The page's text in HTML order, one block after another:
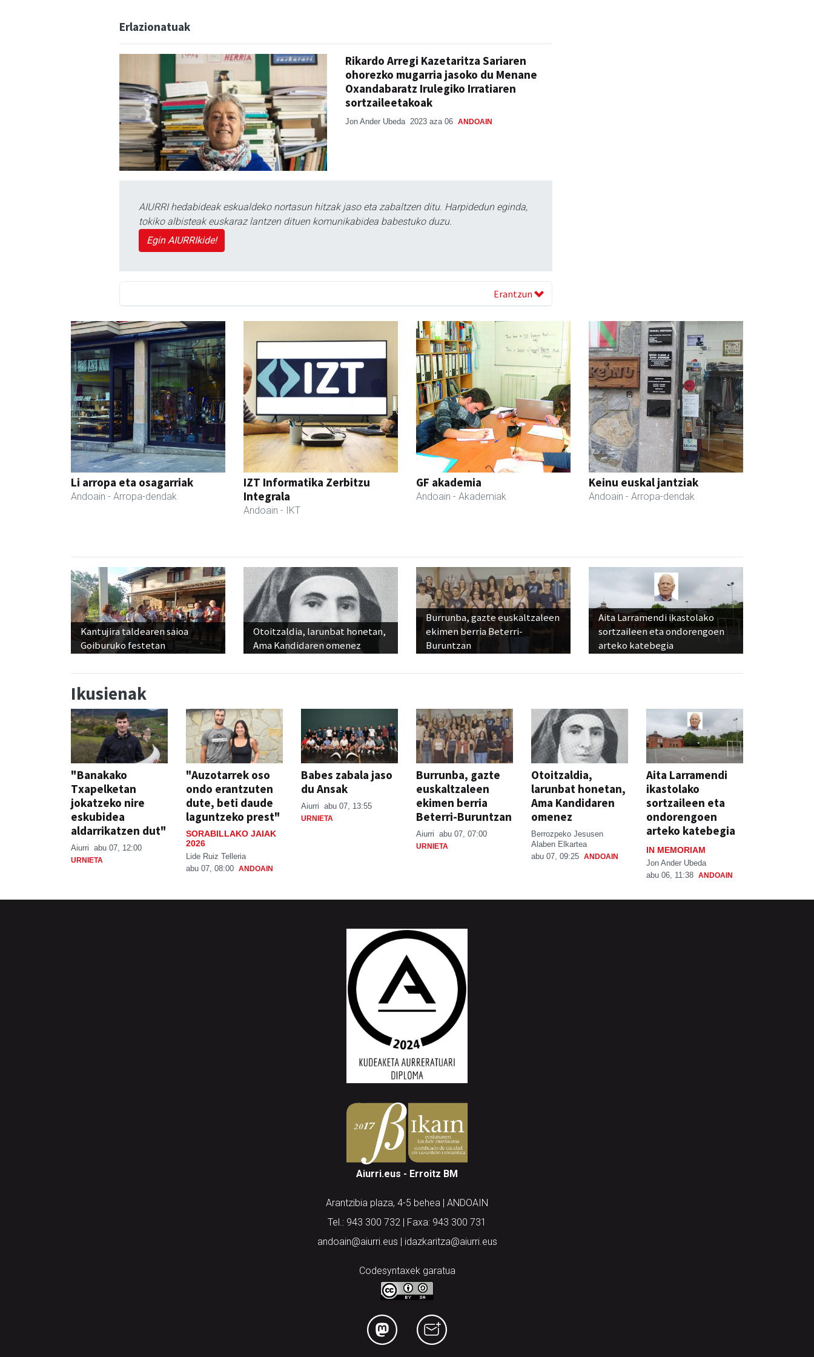
Erlazionatuak
Rikardo Arregi Kazetaritza Sariaren
ohorezko mugarria jasoko du Menane
Oxandabaratz Irulegiko Irratiaren
sortzaileetakoak
Jon Ander Ubeda 2023 aza 06 ANDOAIN
AIURRI hedabideak eskualdeko nortasun hitzak jaso eta zabaltzen ditu. Harpidedun eginda,
tokiko albisteak euskaraz lantzen dituen komunikabidea babestuko duzu.
Egin AIURRIkide!
Erantzun
Li arropa eta osagarriak
Andoain - Arropa-dendak
IZT Informatika Zerbitzu
Integrala
Andoain - IKT
GF akademia
Andoain - Akademiak
Keinu euskal jantziak
Andoain - Arropa-dendak
Kantujira taldearen saioa
Goiburuko festetan
Otoitzaldia, larunbat honetan,
Ama Kandidaren omenez
Burrunba, gazte euskaltzaleen
ekimen berria Beterri-
Buruntzan
Aita Larramendi ikastolako
sortzaileen eta ondorengoen
arteko katebegia
Ikusienak
"Banakako
Txapelketan
jokatzeko nire
eskubidea
aldarrikatzen dut"
Aiurri abu 07, 12:00
URNIETA
"Auzotarrek oso
ondo erantzuten
dute, beti daude
laguntzeko prest"
SORABILLAKO JAIAK
2026
Lide Ruiz Telleria
abu 07, 08:00 ANDOAIN
Babes zabala jaso
du Ansak
Aiurri abu 07, 13:55
URNIETA
Burrunba, gazte
euskaltzaleen
ekimen berria
Beterri-Buruntzan
Aiurri abu 07, 07:00
URNIETA
Otoitzaldia,
larunbat honetan,
Ama Kandidaren
omenez
Berrozpeko Jesusen
Alaben Elkartea
abu 07, 09:25 ANDOAIN
Aita Larramendi
ikastolako
sortzaileen eta
ondorengoen
arteko katebegia
IN MEMORIAM
Jon Ander Ubeda
abu 06, 11:38 ANDOAIN
Aiurri.eus - Erroitz BM
Arantzibia plaza, 4-5 behea | ANDOAIN
Tel.: 943 300 732 | Faxa: 943 300 731
andoain@aiurri.eus | idazkaritza@aiurri.eus
Codesyntaxek garatua